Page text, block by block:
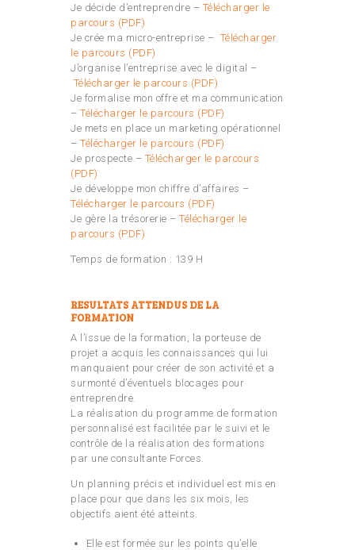
Je décide d’entreprendre – Télécharger le
parcours (PDF)
Je crée ma micro-entreprise – Télécharger
le parcours (PDF)
J’organise l’entreprise avec le digital –
Télécharger le parcours (PDF)
Je formalise mon offre et ma communication
– Télécharger le parcours (PDF)
Je mets en place un marketing opérationnel
– Télécharger le parcours (PDF)
Je prospecte – Télécharger le parcours
(PDF)
Je développe mon chiffre d’affaires –
Télécharger le parcours (PDF)
Je gère la trésorerie – Télécharger le
parcours (PDF)
Temps de formation : 139 H
RESULTATS ATTENDUS DE LA
FORMATION
A l’issue de la formation, la porteuse de
projet a acquis les connaissances qui lui
manquaient pour créer de son activité et a
surmonté d’éventuels blocages pour
entreprendre.
La réalisation du programme de formation
personnalisé est facilitée par le suivi et le
contrôle de la réalisation des formations
par une consultante Forces.
Un planning précis et individuel est mis en
place pour que dans les six mois, les
objectifs aient été atteints.
Elle est formée sur les points qu’elle